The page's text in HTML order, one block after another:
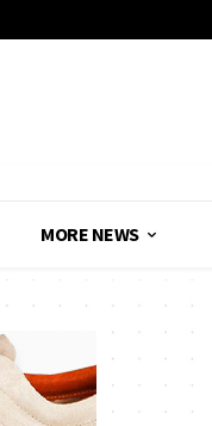
MORE NEWS